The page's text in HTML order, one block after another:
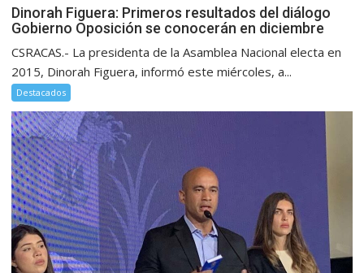
Dinorah Figuera: Primeros resultados del diálogo
Gobierno Oposición se conocerán en diciembre
CSRACAS.- La presidenta de la Asamblea Nacional electa en
2015, Dinorah Figuera, informó este miércoles, a...
Destacados